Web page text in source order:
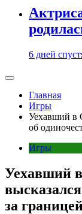
6 дней
Главная
Игры
Уехавший в
об
Игры
Уехавший
за